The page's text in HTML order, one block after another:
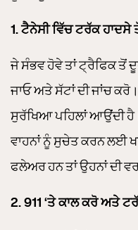
1. ਟੈਨੇਸੀ ਵਿੱਚ ਟਰੱਕ
ਜੇ ਸੰਭਵ ਹੋਵੇ ਤਾਂ ਟ੍ਰੈਫਿਕ ਤੋਂ
ਜਾਓ ਅਤੇ ਸੱਟਾਂ ਦੀ ਜਾਂਚ
ਸੁਰੱਖਿਆ ਪਹਿਲਾਂ ਆਉਂਦੀ
ਵਾਹਨਾਂ ਨੂੰ ਸੁਚੇਤ ਕਰਨ ਲਈ
ਫਲੇਅਰ ਹਨ ਤਾਂ ਉਹਨਾਂ ਦੀ
2. 911 ‘ਤੇ ਕਾਲ ਕਰੋ ਅਤੇ